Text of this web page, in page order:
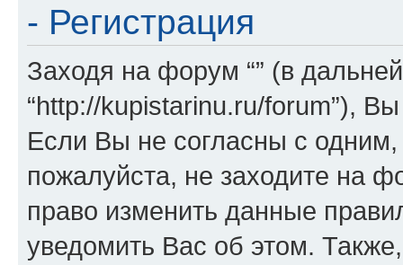
- Регистрация
Заходя на форум “” (в
“http://kupistarinu.ru/forum”),
Если Вы не согласны с
пожалуйста, не заходите на
право изменить данные
уведомить Вас об этом.